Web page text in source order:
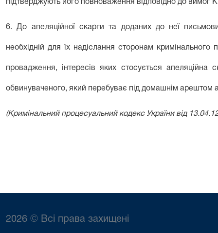
підтверджують його повноваження відповідно до вимог
6. До апеляційної скарги та доданих до неї
необхідній для їх надіслання сторонам
провадження, інтересів яких стосується
обвинуваченого, який перебуває під домашнім арештом
(Кримінальний процесуальний кодекс України від
2026 © Всі права захищені